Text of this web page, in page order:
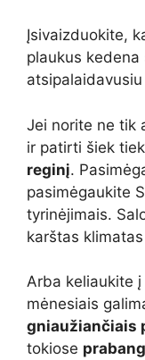
Įsivaizduokite,
plaukus
Jei norite ne tik
ir patirti šiek
reginį.
pasimėgaukite
tyrinėjimais.
karštas
Arba keliaukite
mėnesiais
gniaužiančiais
tokiose